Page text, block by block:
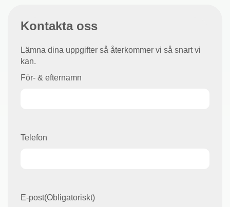
Kontakta oss
Lämna dina uppgifter så återkommer vi så snart vi
kan.
För- & efternamn
Telefon
E-post(Obligatoriskt)